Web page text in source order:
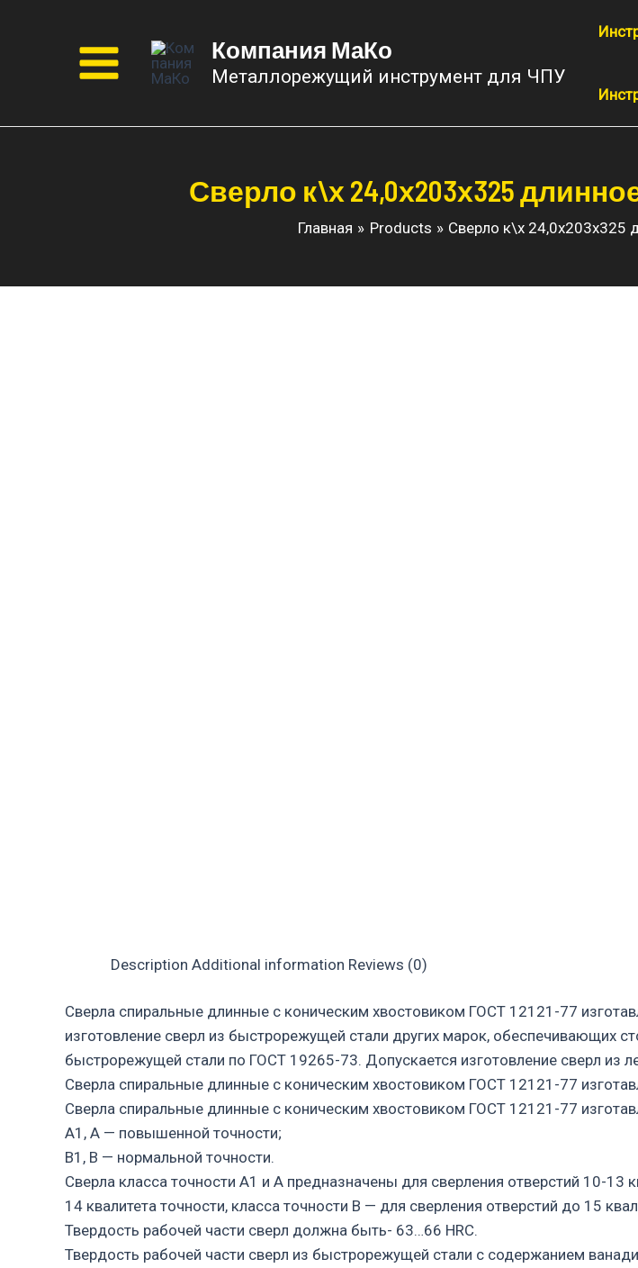
содержимому
Main
Menu
Компания МаКо
Металлорежущий инструмент для ЧПУ
Сверло к\х 24,0х203х325
Главная Products Сверло к\х 24,0х203х325
Description Additional information Reviews (0)
Сверла спиральные длинные с коническим хвостовиком ГОСТ 12121-77
изготовление сверл из быстрорежущей стали других марок, обеспечивающих
быстрорежущей стали по ГОСТ 19265-73. Допускается изготовление сверл из
Сверла спиральные длинные с коническим хвостовиком ГОСТ 12121-77
Сверла спиральные длинные с коническим хвостовиком ГОСТ 12121-77
А1, А — повышенной точности;
В1, В — нормальной точности.
Сверла класса точности А1 и А предназначены для сверления отверстий 10-13
14 квалитета точности, класса точности В — для сверления отверстий до 15
Твердость рабочей части сверл должна быть- 63…66 HRC.
Твердость рабочей части сверл из быстрорежущей стали с содержанием